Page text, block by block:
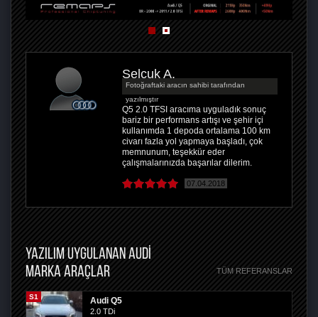
Selçuk A.
Fotoğraftaki aracın sahibi tarafından
yazılmıştır
Q5 2.0 TFSI aracıma uyguladık sonuç
bariz bir performans artışı ve şehir içi
kullanımda 1 depoda ortalama 100 km
civarı fazla yol yapmaya başladı, çok
memnunum, teşekkür eder
çalışmalarınızda başarılar dilerim.
07.04.2018
YAZILIM UYGULANAN AUDI
MARKA ARAÇLAR
TÜM REFERANSLAR
S1 Audi Q5
2.0 TDi